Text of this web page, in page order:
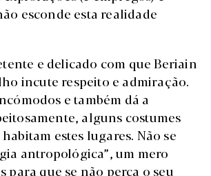
esconde esta realidade
e delicado com que Beriain
incute respeito e admiração.
e também dá a
alguns costumes
estes lugares. Não se
antropológica”, um mero
para que se não perca o seu